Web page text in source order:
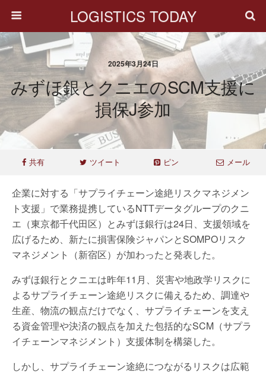
LOGISTICS TODAY
2025年3月24日
みずほ銀とクニエのSCM支援に
損保J参加
共有 ツイート ピン メール
企業に対する「サプライチェーン途絶リスクマネジメン
ト支援」で業務提携しているNTTデータグループのクニ
エ（東京都千代田区）とみずほ銀行は24日、支援領域を
広げるため、新たに損害保険ジャパンとSOMPOリスク
マネジメント（新宿区）が加わったと発表した。
みずほ銀行とクニエは昨年11月、災害や地政学リスクに
よるサプライチェーン途絶リスクに備えるため、調達や
生産、物流の観点だけでなく、サプライチェーンを支え
る資金管理や決済の観点を加えた包括的なSCM（サプラ
イチェーンマネジメント）支援体制を構築した。
しかし、サプライチェーン途絶につながるリスクは広範